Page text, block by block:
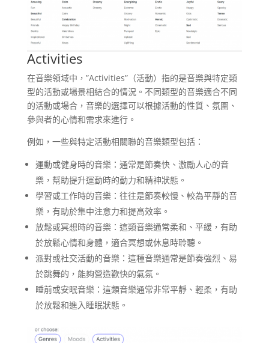
Activities
在音樂領域中，”Activities”（活動）指的是音樂與特定類
型的活動或場景相結合的情況。不同類型的音樂適合不同
的活動或場合，音樂的選擇可以根據活動的性質、氛圍、
參與者的心情和需求來進行。
例如，一些與特定活動相關聯的音樂類型包括：
運動或健身時的音樂：通常是節奏快、激勵人心的音
樂，幫助提升運動時的動力和精神狀態。
學習或工作時的音樂：往往是節奏較慢、較為平靜的音
樂，有助於集中注意力和提高效率。
放鬆或冥想時的音樂：這類音樂通常柔和、平緩，有助
於放鬆心情和身體，適合冥想或休息時聆聽。
派對或社交活動的音樂：這種音樂通常是節奏強烈、易
於跳舞的，能夠營造歡快的氣氛。
睡前或安眠音樂：這類音樂通常非常平靜、輕柔，有助
於放鬆和進入睡眠狀態。